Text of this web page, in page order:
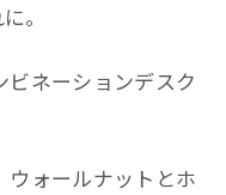
。
ネーションデスク
ォールナットとホ